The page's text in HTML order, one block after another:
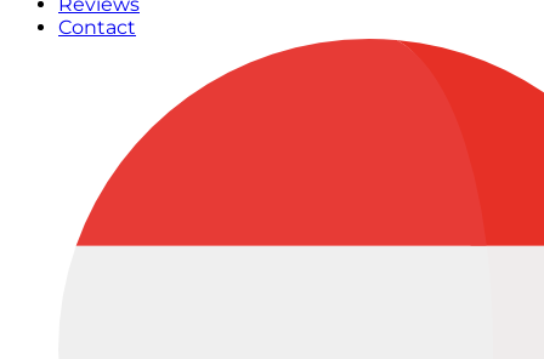
Contact